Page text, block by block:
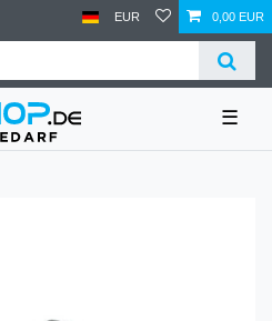
EUR 0,00 EUR
☰